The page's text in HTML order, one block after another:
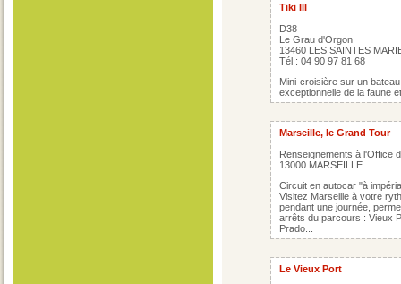
Tiki III
D38
Le Grau d'Orgon
13460 LES SAINTES
Tél : 04 90 97 81 68
Mini-croisière sur un
exceptionnelle de la faune
Marseille, le Grand Tour
Renseignements à l'Office
13000 MARSEILLE
Circuit en autocar "à
Visitez Marseille à votre
pendant une journée,
arrêts du parcours : Vieux
Prado...
Le Vieux Port